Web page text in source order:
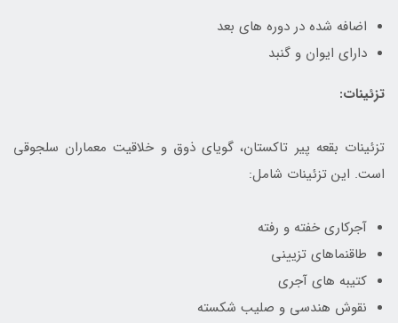
اضافه شده در دوره های بعد
دارای ایوان و گنبد
تزئینات:
تزئینات بقعه پیر تاکستان، گویای ذوق و خلاقیت معماران سلجوقی
است. این تزئینات شامل:
آجرکاری خفته و رفته
طاقنماهای تزیینی
کتیبه های آجری
نقوش هندسی و صلیب شکسته